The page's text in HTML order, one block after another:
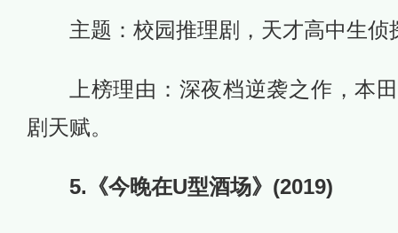
主题：校园推理剧，天才高中生侦
上榜理由：深夜档逆袭之作，本
剧天赋。
5.《今晚在U型酒场》(2019)